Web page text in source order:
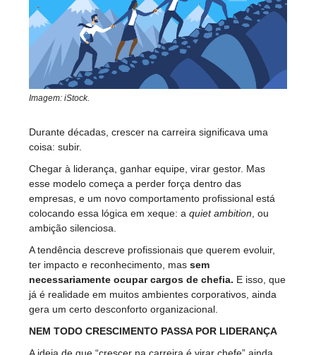
Imagem: iStock.
Durante décadas, crescer na carreira significava uma
coisa: subir.
Chegar à liderança, ganhar equipe, virar gestor. Mas
esse modelo começa a perder força dentro das
empresas, e um novo comportamento profissional está
colocando essa lógica em xeque: a quiet ambition, ou
ambição silenciosa.
A tendência descreve profissionais que querem evoluir,
ter impacto e reconhecimento, mas sem
necessariamente ocupar cargos de chefia. E isso, que
já é realidade em muitos ambientes corporativos, ainda
gera um certo desconforto organizacional.
NEM TODO CRESCIMENTO PASSA POR LIDERANÇA